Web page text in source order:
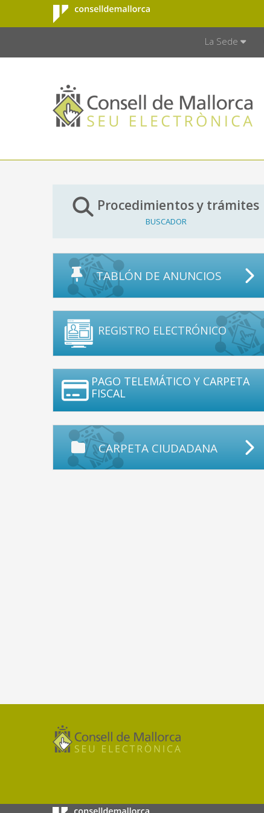
Saltar al contenido principal
Consell de
Mallorca
La Sede
Procedimientos y trámites
BUSCADOR
TABLÓN DE ANUNCIOS
REGISTRO ELECTRÓNICO
PAGO TELEMÁTICO Y CARPETA
FISCAL
CARPETA CIUDADANA